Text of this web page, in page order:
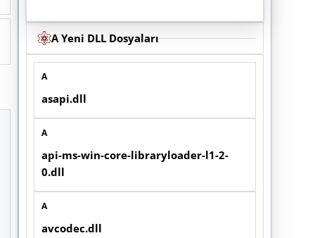
A Yeni DLL Dosyaları
A
asapi.dll
A
api-ms-win-core-libraryloader-l1-2-
0.dll
A
avcodec.dll